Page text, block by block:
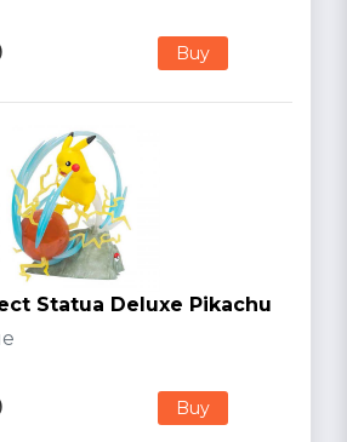
Buy
Statua Deluxe Pikachu
Buy